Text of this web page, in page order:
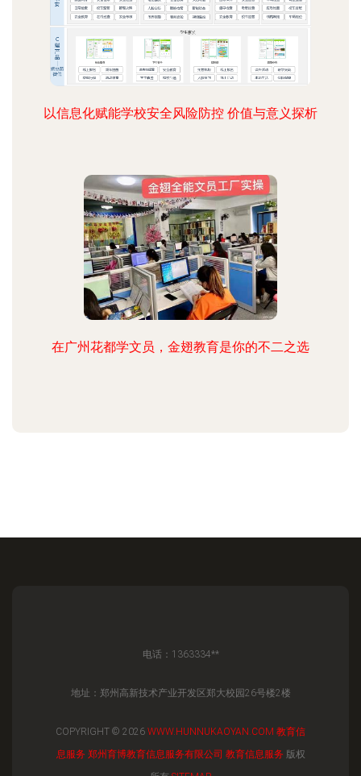
以信息化赋能学校安全风险防控 价值与意义探析
在广州花都学文员，金翅教育是你的不二之选
电话：1363334**
地址：郑州高新技术产业开发区郑大校园26号楼2楼
COPYRIGHT © 2026 WWW.HUNNUKAOYAN.COM 教育信
息服务 郑州育博教育信息服务有限公司 教育信息服务 版权